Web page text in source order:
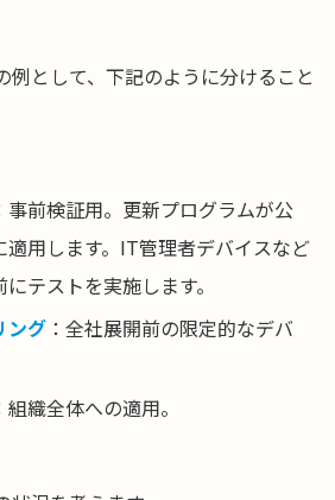
例として、下記のように分けること
事前検証用。更新プログラムが公
適用します。IT管理者デバイスなど
テストを実施します。
ング ：全社展開前の限定的なデバ
組織全体への適用。